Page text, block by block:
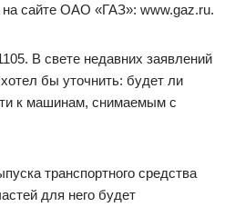
сайте ОАО «ГАЗ»: www.gaz.ru.
В свете недавних заявлений
бы уточнить: будет ли
к машинам, снимаемым с
транспортного средства
для него будет